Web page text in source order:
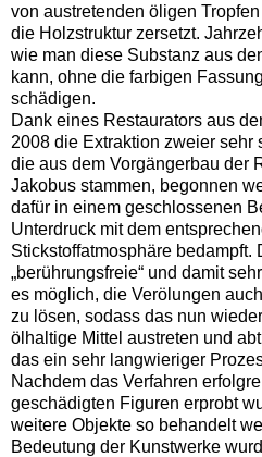
von austretenden öligen
die Holzstruktur zersetzt.
wie man diese Substanz aus
kann, ohne die farbigen
schädigen.
Dank eines Restaurators aus
2008 die Extraktion zweier sehr
die aus dem Vorgängerbau der
Jakobus stammen, begonnen
dafür in einem geschlossenen
Unterdruck mit dem
Stickstoffatmosphäre bedampft.
„berührungsfreie“ und damit
es möglich, die Verölungen
zu lösen, sodass das nun
ölhaltige Mittel austreten und
das ein sehr langwieriger
Nachdem das Verfahren
geschädigten Figuren erprobt
weitere Objekte so behandelt
Bedeutung der Kunstwerke